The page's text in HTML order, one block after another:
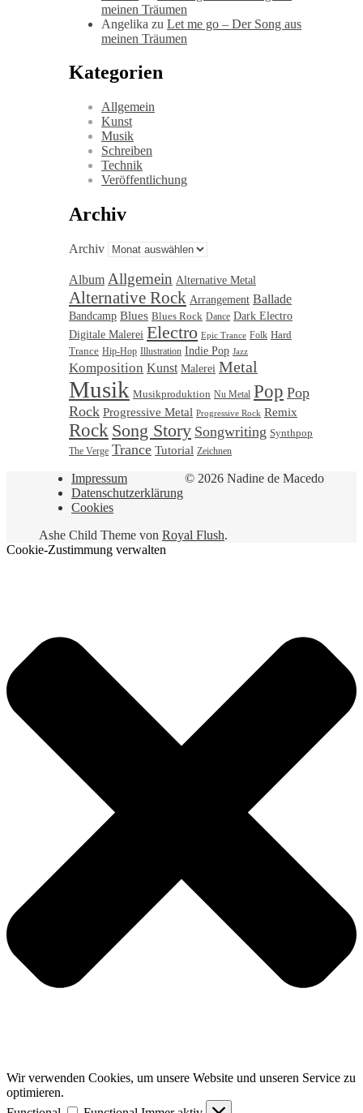
meinen Träumen
Angelika zu Let me go – Der Song aus
meinen Träumen
Kategorien
Allgemein
Kunst
Musik
Schreiben
Technik
Veröffentlichung
Archiv
Archiv
Album Allgemein Alternative Metal
Alternative Rock Arrangement Ballade
Bandcamp Blues Blues Rock Dance Dark Electro
Digitale Malerei Electro Epic Trance Folk Hard
Trance Hip-Hop Illustration Indie Pop Jazz
Komposition Kunst Malerei Metal
Musik Musikproduktion Nu Metal Pop Pop
Rock Progressive Metal Progressive Rock Remix
Rock Song Story Songwriting Synthpop
The Verge Trance Tutorial Zeichnen
© 2026 Nadine de Macedo
Impressum
Datenschutzerklärung
Cookies
Ashe Child Theme von Royal Flush.
Cookie-Zustimmung verwalten
Wir verwenden Cookies, um unsere Website und unseren Service zu
optimieren.